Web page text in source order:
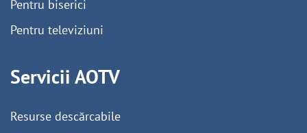
Pentru biserici
Pentru televiziuni
Servicii AOTV
Resurse descărcabile